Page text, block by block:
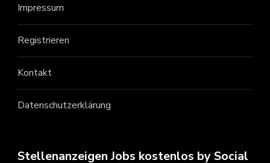
Impressum
Registrieren
Kontakt
Datenschutzerklärung
Stellenanzeigen Jobs kostenlos by Social